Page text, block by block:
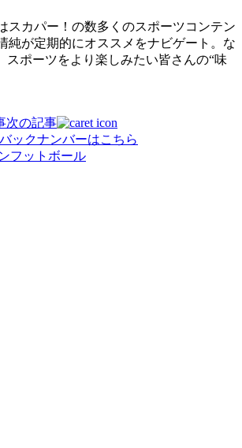
スカパー！の数多くのスポーツコンテン
純が定期的にオススメをナビゲート。な
スポーツをより楽しみたい皆さんの“味
次の記事
バックナンバーはこちら
フットボール